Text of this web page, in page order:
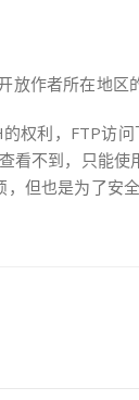
作者所在地区
权利，FTP访
不到，只能使
但也是为了安全